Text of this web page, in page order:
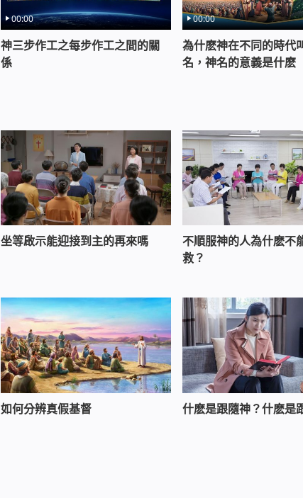
00:00
神三步作工之每步作工之間的關
係
00:00
為什麽神在不同的時代
名，神名的意義是什麽
坐等啟示能迎接到主的再來嗎
不順服神的人為什麽不
救？
如何分辨真假基督 什麽是跟隨神？什麽是